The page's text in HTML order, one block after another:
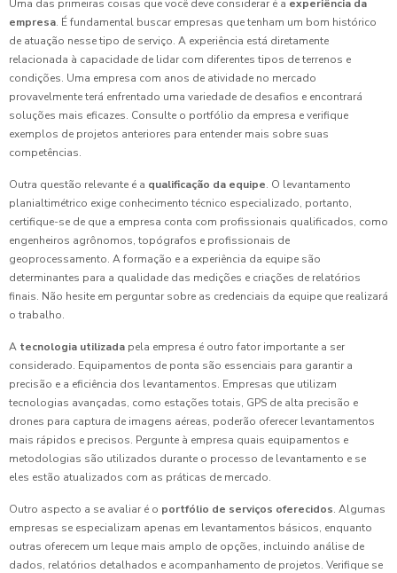
Uma das primeiras coisas que você deve considerar é a experiência da
empresa. É fundamental buscar empresas que tenham um bom histórico
de atuação nesse tipo de serviço. A experiência está diretamente
relacionada à capacidade de lidar com diferentes tipos de terrenos e
condições. Uma empresa com anos de atividade no mercado
provavelmente terá enfrentado uma variedade de desafios e encontrará
soluções mais eficazes. Consulte o portfólio da empresa e verifique
exemplos de projetos anteriores para entender mais sobre suas
competências.
Outra questão relevante é a qualificação da equipe. O levantamento
planialtimétrico exige conhecimento técnico especializado, portanto,
certifique-se de que a empresa conta com profissionais qualificados, como
engenheiros agrônomos, topógrafos e profissionais de
geoprocessamento. A formação e a experiência da equipe são
determinantes para a qualidade das medições e criações de relatórios
finais. Não hesite em perguntar sobre as credenciais da equipe que realizará
o trabalho.
A tecnologia utilizada pela empresa é outro fator importante a ser
considerado. Equipamentos de ponta são essenciais para garantir a
precisão e a eficiência dos levantamentos. Empresas que utilizam
tecnologias avançadas, como estações totais, GPS de alta precisão e
drones para captura de imagens aéreas, poderão oferecer levantamentos
mais rápidos e precisos. Pergunte à empresa quais equipamentos e
metodologias são utilizados durante o processo de levantamento e se
eles estão atualizados com as práticas de mercado.
Outro aspecto a se avaliar é o portfólio de serviços oferecidos. Algumas
empresas se especializam apenas em levantamentos básicos, enquanto
outras oferecem um leque mais amplo de opções, incluindo análise de
dados, relatórios detalhados e acompanhamento de projetos. Verifique se